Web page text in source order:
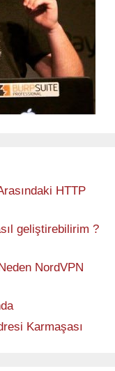
HTTP
geliştirebilirim ?
NordVPN
Karmaşası